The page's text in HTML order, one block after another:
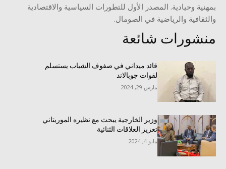
بمهنية وحيادية. المصدر الأول للتطورات السياسية والاقتصادية
والثقافية والرياضية في الصومال.
منشورات شائعة
قائد ميداني في صفوف الشباب يستسلم
لقوات جوبالاند
مارس 29, 2024
وزير الخارجية يبحث مع نظيره الموريتاني
تعزيز العلاقات الثنائية
مايو 4, 2024